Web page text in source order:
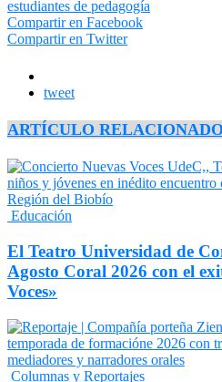
Compartir en Facebook
Compartir en Twitter
tweet
ARTÍCULO
Educación
El Teatro Universidad de
Agosto Coral 2026 con el
Voces»
Columnas y Reportajes